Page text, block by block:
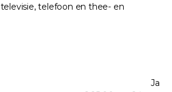
telefoon en thee- en
Ja